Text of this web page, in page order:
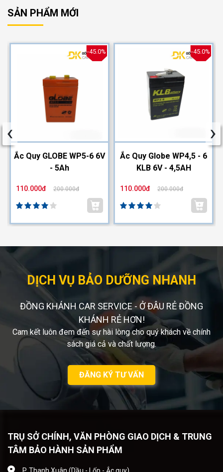
SẢN PHẨM MỚI
-45.0%
Ắc Quy GLOBE WP5-6 6V
- 5Ah
110.000đ 200.000đ
-45.0%
Ắc Quy Globe WP4,5 - 6
KLB 6V - 4,5AH
110.000đ 200.000đ
‹ ›
DỊCH VỤ BẢO DƯỠNG NHANH
ĐỒNG KHÁNH CAR SERVICE - Ở ĐÂU RẺ ĐỒNG
KHÁNH RẺ HƠN!
Cam kết luôn đem đến sự hài lòng cho quý khách về chính
sách giá cả và chất lượng.
ĐĂNG KÝ TƯ VẤN
TRỤ SỞ CHÍNH, VĂN PHÒNG GIAO DỊCH & TRUNG
TÂM BẢO HÀNH SẢN PHẨM